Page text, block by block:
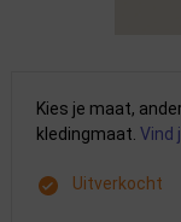
Kies je maat,
kledingmaat. Vind
Uitverkocht